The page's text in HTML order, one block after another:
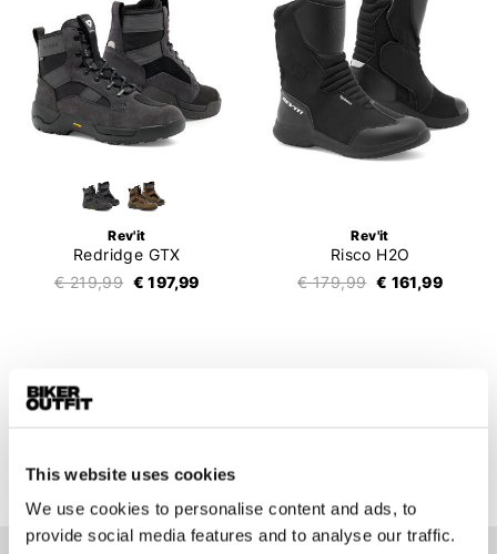
This website uses cookies
We use cookies to personalise content and ads, to
provide social media features and to analyse our traffic.
Rev'it
Redridge GTX
€ 219,99 € 197,99
Rev'it
Risco H2O
€ 179,99 € 161,99